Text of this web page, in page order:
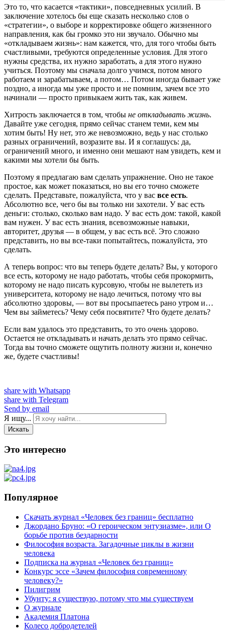
Это то, что касается «тактики», повседневных усилий. В
заключение хотелось бы еще сказать несколько слов о
«стратегии», о выборе и корректировке общего жизненного
направления, как бы громко это ни звучало. Обычно мы
«откладываем жизнь»: нам кажется, что, для того чтобы быть
счастливыми, требуются определенные условия. Для этого
нужны средства, их нужно заработать, а для этого нужно
учиться. Поэтому мы сначала долго учимся, потом много
работаем и зарабатываем, а потом… Потом иногда бывает уже
поздно, а иногда мы уже просто и не помним, зачем все это
начинали — просто привыкаем жить так, как живем.
Хитрость заключается в том, чтобы не откладывать жизнь.
Давайте уже сегодня, прямо сейчас станем теми, кем мы
хотим быть! Ну нет, это же невозможно, ведь у нас столько
разных ограничений, возразите вы. И я соглашусь: да,
ограничений много, и именно они мешают нам увидеть, кем и
какими мы хотели бы быть.
Поэтому я предлагаю вам сделать упражнение. Оно не такое
простое, как может показаться, но вы его точно сможете
сделать. Представьте, пожалуйста, что у вас все есть.
Абсолютно все, чего бы вы только ни захотели. У вас есть
деньги: столько, сколько вам надо. У вас есть дом: такой, какой
вам нужен. У вас есть знания, всевозможные навыки,
авторитет, друзья — в общем, у вас есть всё. Это сложно
представить, но вы все-таки попытайтесь, пожалуйста, это
сделать.
А теперь вопрос: что вы теперь будете делать? Вы, у которого
все есть, которому не надо работать, чтобы себя прокормить,
которому не надо писать курсовую, чтобы не вылететь из
университета, которому не надо лечиться, потому что вы
абсолютно здоровы, — вот вы просыпаетесь рано утром и…
Чем вы займетесь? Чему себя посвятите? Что будете делать?
Если вам удалось это представить, то это очень здорово.
Остается не откладывать и начать делать это прямо сейчас.
Тогда вы точно сможете ощутить полноту жизни и, конечно
же, будете счастливы!
share with Whatsapp
share with Telegram
Send by email
Я ищу...
Искать
Это интересно
Популярное
Скачать журнал «Человек без границ» бесплатно
Джордано Бруно: «О героическом энтузиазме», или О
борьбе против бездарности
Философия возраста. Загадочные циклы в жизни
человека
Подписка на журнал «Человек без границ»
Конкурс эссе «Зачем философия современному
человеку?»
Пилигрим
Убунту: я существую, потому что мы существуем
О журнале
Академия Платона
Колесо добродетелей